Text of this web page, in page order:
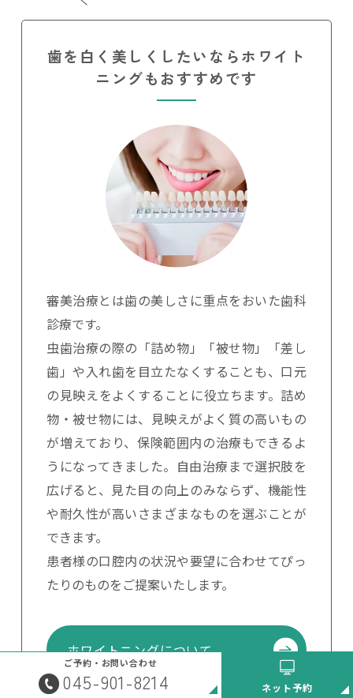
ご予約・お問い合わせ
045-901-8214 ネット予約
歯を白く美しくしたいならホワイト
ニングもおすすめです
審美治療とは歯の美しさに重点をおいた歯科
診療です。
虫歯治療の際の「詰め物」「被せ物」「差し
歯」や入れ歯を目立たなくすることも、口元
の見映えをよくすることに役立ちます。詰め
物・被せ物には、見映えがよく質の高いもの
が増えており、保険範囲内の治療もできるよ
うになってきました。自由治療まで選択肢を
広げると、見た目の向上のみならず、機能性
や耐久性が高いさまざまなものを選ぶことが
できます。
患者様の口腔内の状況や要望に合わせてぴっ
たりのものをご提案いたします。
ホワイトニングについて